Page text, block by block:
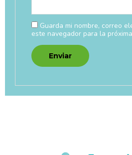
Guarda mi nombre, correo
este navegador para la